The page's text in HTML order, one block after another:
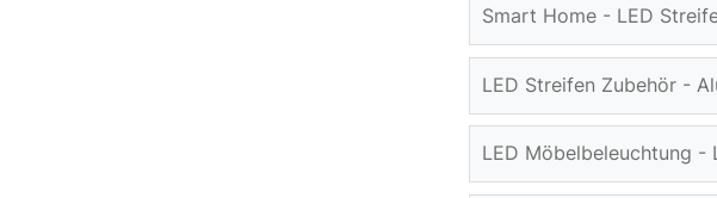
inkl.
inkl.
Smart Home - LED
LED Streifen Zubehör -
LED Möbelbeleuchtung -